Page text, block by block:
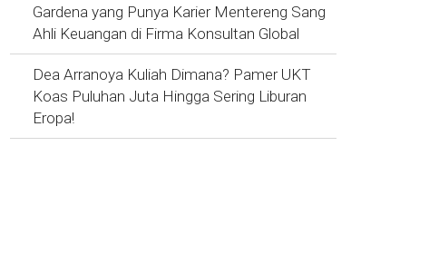
Gardena yang Punya Karier Mentereng Sang
Ahli Keuangan di Firma Konsultan Global
Dea Arranoya Kuliah Dimana? Pamer UKT
Koas Puluhan Juta Hingga Sering Liburan
Eropa!